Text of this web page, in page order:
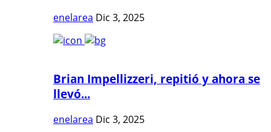
enelarea Dic 3, 2025
Brian Impellizzeri, repitió y ahora se
llevó...
enelarea Dic 3, 2025